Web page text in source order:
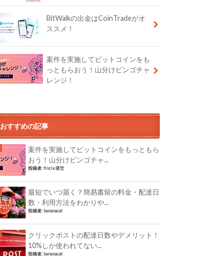
BitWalkの出金はCoinTradeがオ
ススメ！
案件を実施してビットコインをも
っともらおう！山分けビンゴチャ
レンジ！
おすすめの記事
案件を実施してビットコインをもっともら
おう！山分けビンゴチャ...
投稿者:fincle運営
最短でいつ届く？簡易書留の料金・配達日
数・利用方法をわかりや...
投稿者: bananacat
クリックポストの配達日数やデメリット！
10%しか使われてない...
投稿者: bananacat